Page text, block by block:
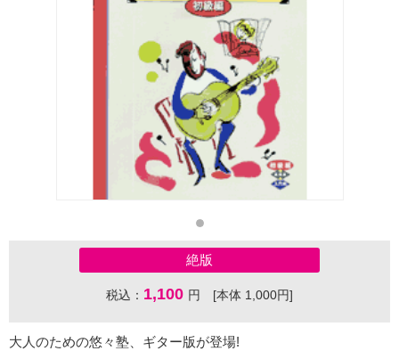
絶版
税込： 1,100 円 [本体 1,000円]
大人のための悠々塾、ギター版が登場!